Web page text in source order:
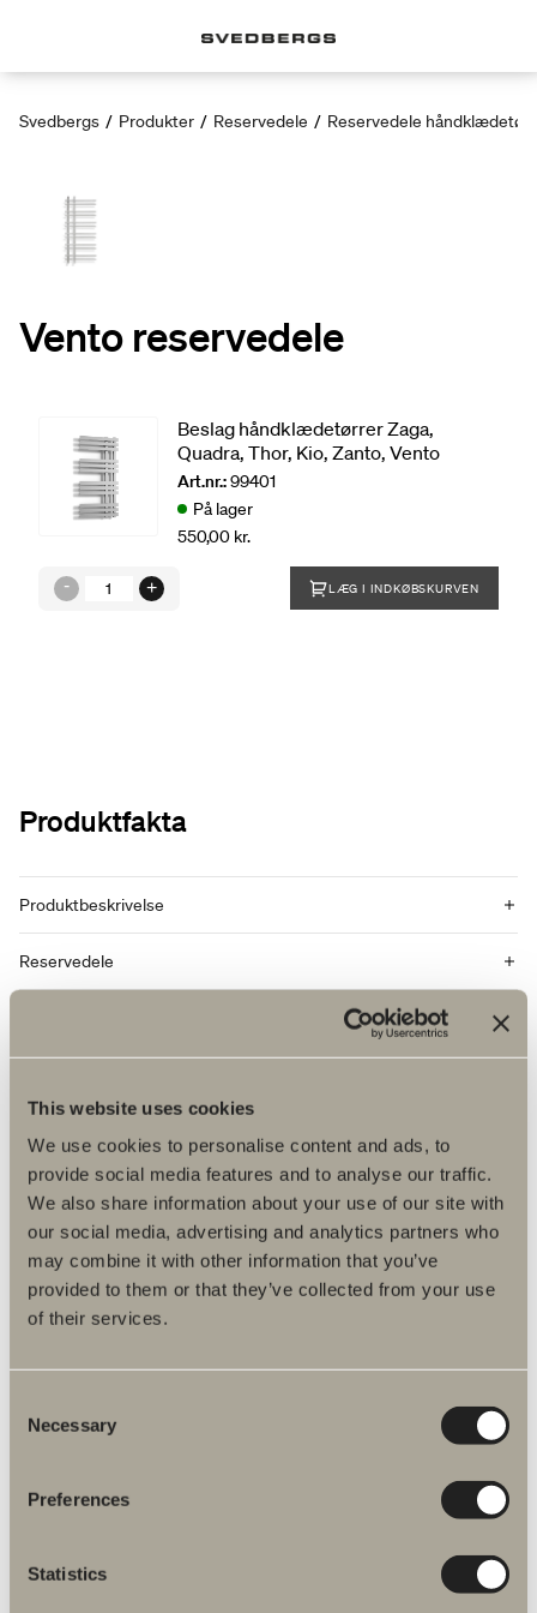
This website uses cookies
We use cookies to personalise content and ads, to
provide social media features and to analyse our traffic.
We also share information about your use of our site with
our social media, advertising and analytics partners who
may combine it with other information that you’ve
provided to them or that they’ve collected from your use
of their services.
Selection
Necessary
Preferences
Statistics
Svedbergs / Produkter / Reservedele / Reservedele
Vento reservedele
Beslag håndklædetørrer Zaga,
Quadra, Thor, Kio, Zanto, Vento
Art.nr.:99401
På lager
550,00 kr.
LÆG I INDKØBSKURVEN
Produktfakta
Produktbeskrivelse
Reservedele